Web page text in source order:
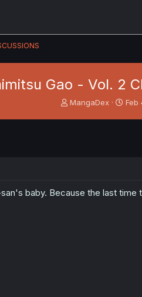
Gao - Vol. 2
T
r
MangaDex
S
Feb
baby. Because the last